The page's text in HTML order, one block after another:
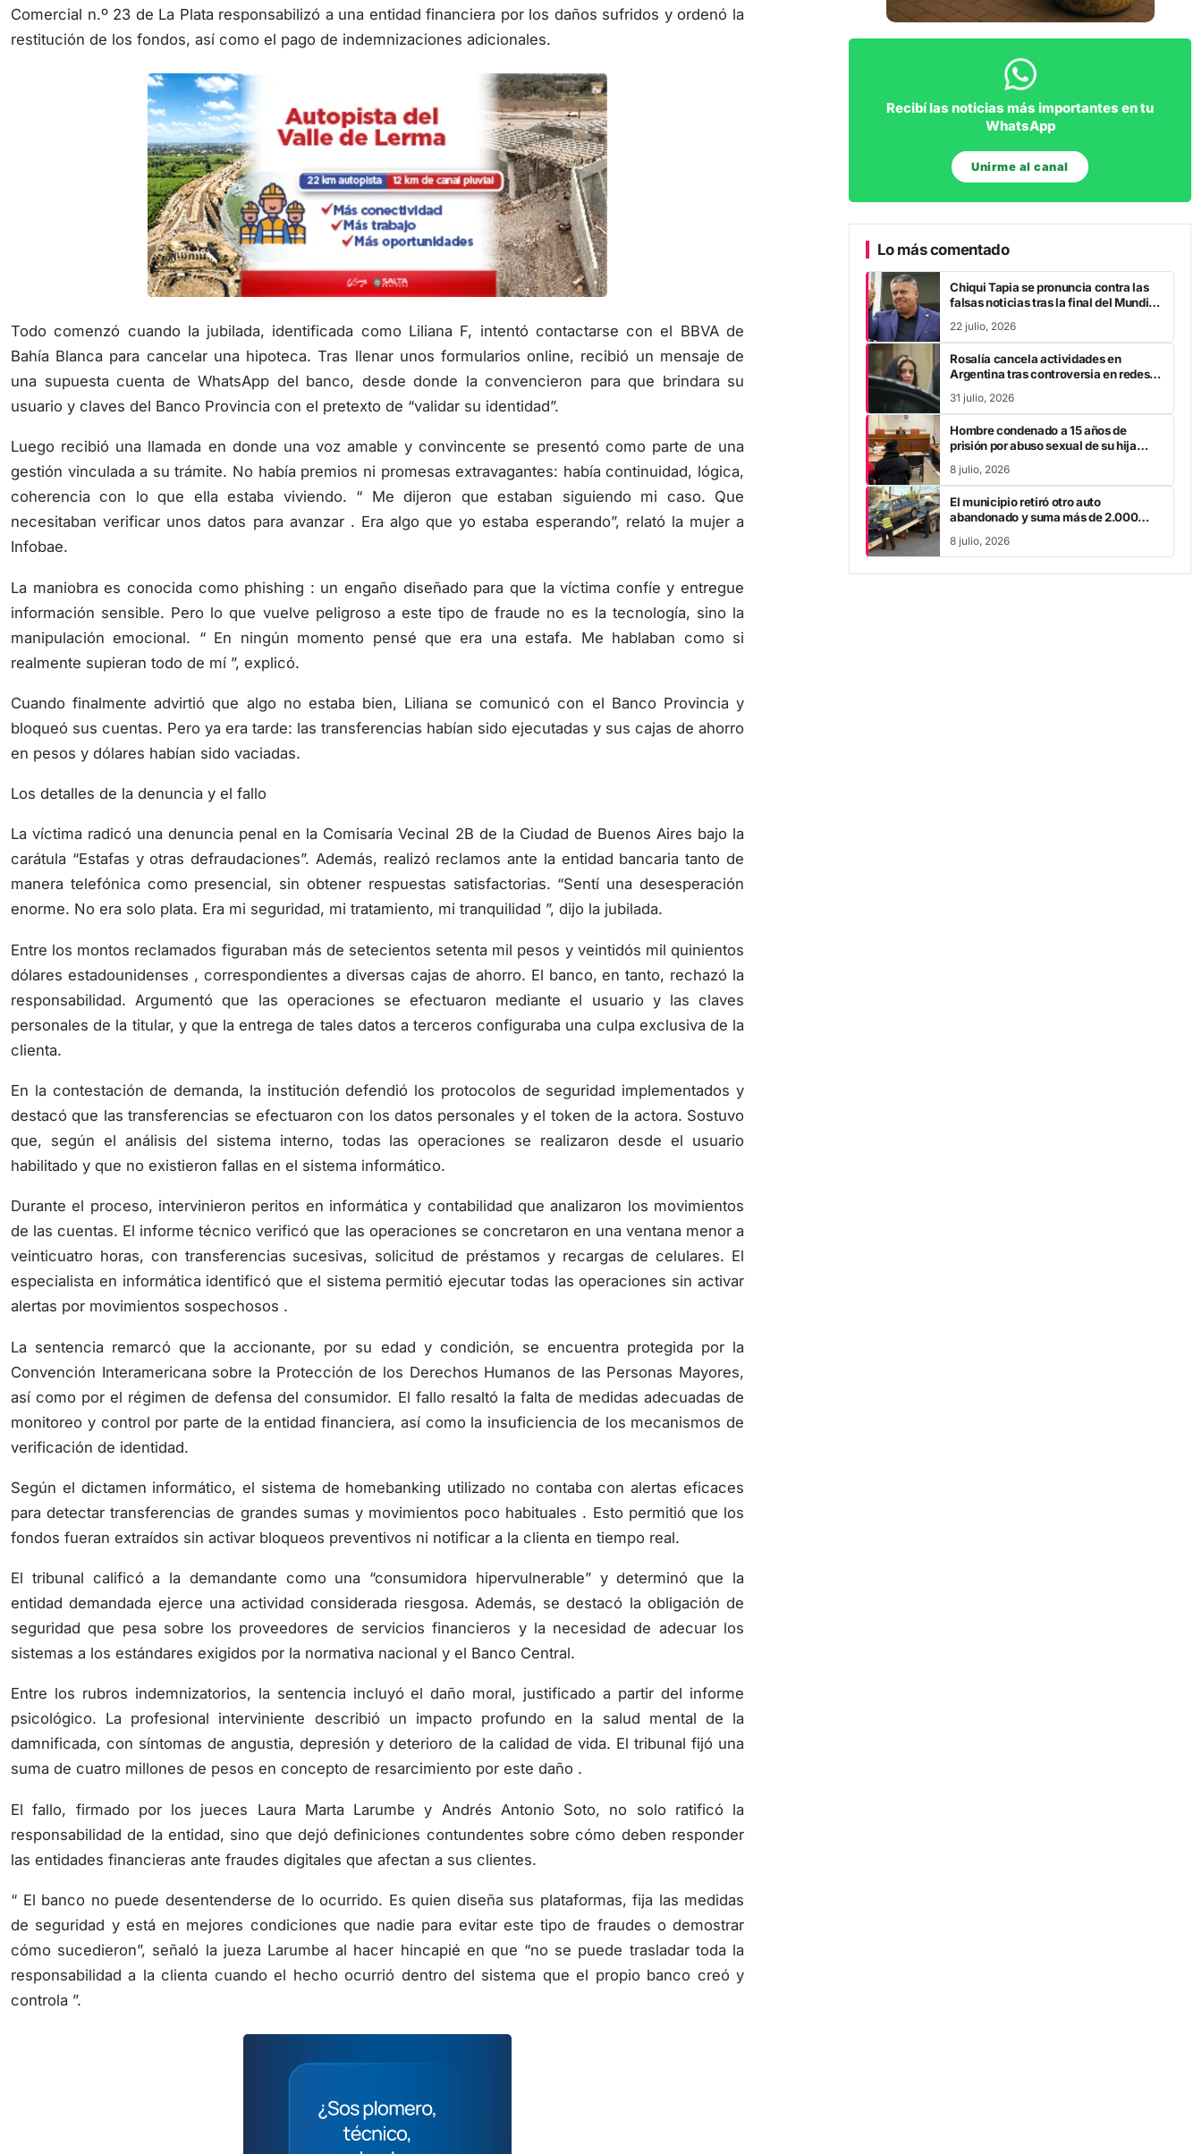
Comercial n.º 23 de La Plata responsabilizó a una entidad financiera por los daños sufridos y ordenó la
restitución de los fondos, así como el pago de indemnizaciones adicionales.
Todo comenzó cuando la jubilada, identificada como Liliana F, intentó contactarse con el BBVA de
Bahía Blanca para cancelar una hipoteca. Tras llenar unos formularios online, recibió un mensaje de
una supuesta cuenta de WhatsApp del banco, desde donde la convencieron para que brindara su
usuario y claves del Banco Provincia con el pretexto de “validar su identidad”.
Luego recibió una llamada en donde una voz amable y convincente se presentó como parte de una
gestión vinculada a su trámite. No había premios ni promesas extravagantes: había continuidad, lógica,
coherencia con lo que ella estaba viviendo. “ Me dijeron que estaban siguiendo mi caso. Que
necesitaban verificar unos datos para avanzar . Era algo que yo estaba esperando”, relató la mujer a
Infobae.
La maniobra es conocida como phishing : un engaño diseñado para que la víctima confíe y entregue
información sensible. Pero lo que vuelve peligroso a este tipo de fraude no es la tecnología, sino la
manipulación emocional. “ En ningún momento pensé que era una estafa. Me hablaban como si
realmente supieran todo de mí ”, explicó.
Cuando finalmente advirtió que algo no estaba bien, Liliana se comunicó con el Banco Provincia y
bloqueó sus cuentas. Pero ya era tarde: las transferencias habían sido ejecutadas y sus cajas de ahorro
en pesos y dólares habían sido vaciadas.
Los detalles de la denuncia y el fallo
La víctima radicó una denuncia penal en la Comisaría Vecinal 2B de la Ciudad de Buenos Aires bajo la
carátula “Estafas y otras defraudaciones”. Además, realizó reclamos ante la entidad bancaria tanto de
manera telefónica como presencial, sin obtener respuestas satisfactorias. “Sentí una desesperación
enorme. No era solo plata. Era mi seguridad, mi tratamiento, mi tranquilidad ”, dijo la jubilada.
Entre los montos reclamados figuraban más de setecientos setenta mil pesos y veintidós mil quinientos
dólares estadounidenses , correspondientes a diversas cajas de ahorro. El banco, en tanto, rechazó la
responsabilidad. Argumentó que las operaciones se efectuaron mediante el usuario y las claves
personales de la titular, y que la entrega de tales datos a terceros configuraba una culpa exclusiva de la
clienta.
En la contestación de demanda, la institución defendió los protocolos de seguridad implementados y
destacó que las transferencias se efectuaron con los datos personales y el token de la actora. Sostuvo
que, según el análisis del sistema interno, todas las operaciones se realizaron desde el usuario
habilitado y que no existieron fallas en el sistema informático.
Durante el proceso, intervinieron peritos en informática y contabilidad que analizaron los movimientos
de las cuentas. El informe técnico verificó que las operaciones se concretaron en una ventana menor a
veinticuatro horas, con transferencias sucesivas, solicitud de préstamos y recargas de celulares. El
especialista en informática identificó que el sistema permitió ejecutar todas las operaciones sin activar
alertas por movimientos sospechosos .
La sentencia remarcó que la accionante, por su edad y condición, se encuentra protegida por la
Convención Interamericana sobre la Protección de los Derechos Humanos de las Personas Mayores,
así como por el régimen de defensa del consumidor. El fallo resaltó la falta de medidas adecuadas de
monitoreo y control por parte de la entidad financiera, así como la insuficiencia de los mecanismos de
verificación de identidad.
Según el dictamen informático, el sistema de homebanking utilizado no contaba con alertas eficaces
para detectar transferencias de grandes sumas y movimientos poco habituales . Esto permitió que los
fondos fueran extraídos sin activar bloqueos preventivos ni notificar a la clienta en tiempo real.
El tribunal calificó a la demandante como una “consumidora hipervulnerable” y determinó que la
entidad demandada ejerce una actividad considerada riesgosa. Además, se destacó la obligación de
seguridad que pesa sobre los proveedores de servicios financieros y la necesidad de adecuar los
sistemas a los estándares exigidos por la normativa nacional y el Banco Central.
Entre los rubros indemnizatorios, la sentencia incluyó el daño moral, justificado a partir del informe
psicológico. La profesional interviniente describió un impacto profundo en la salud mental de la
damnificada, con síntomas de angustia, depresión y deterioro de la calidad de vida. El tribunal fijó una
suma de cuatro millones de pesos en concepto de resarcimiento por este daño .
El fallo, firmado por los jueces Laura Marta Larumbe y Andrés Antonio Soto, no solo ratificó la
responsabilidad de la entidad, sino que dejó definiciones contundentes sobre cómo deben responder
las entidades financieras ante fraudes digitales que afectan a sus clientes.
“ El banco no puede desentenderse de lo ocurrido. Es quien diseña sus plataformas, fija las medidas
de seguridad y está en mejores condiciones que nadie para evitar este tipo de fraudes o demostrar
cómo sucedieron”, señaló la jueza Larumbe al hacer hincapié en que “no se puede trasladar toda la
responsabilidad a la clienta cuando el hecho ocurrió dentro del sistema que el propio banco creó y
controla ”.
Recibí las noticias más importantes en tu
WhatsApp
Unirme al canal
Lo más comentado
Chiqui Tapia se pronuncia contra las
falsas noticias tras la final del Mundial
22 julio, 2026
Rosalía cancela actividades en
Argentina tras controversia en redes
31 julio, 2026
Hombre condenado a 15 años de
prisión por abuso sexual de su hija
8 julio, 2026
El municipio retiró otro auto
abandonado y suma más de 2.000
8 julio, 2026